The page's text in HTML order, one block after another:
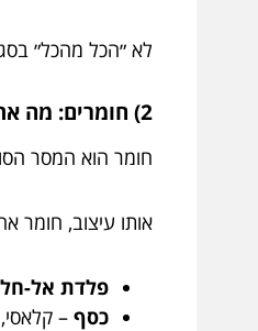
לא ״הכל מהכל״
2) חומרים: מה אתה משדר בלי להגיד מילה?
חומר הוא המסר
אותו עיצוב, חומר
פלדת אל-
כסף –